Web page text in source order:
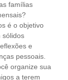
famílias
é o objetivo
sólidos
e
pessoais.
organize sua
a terem